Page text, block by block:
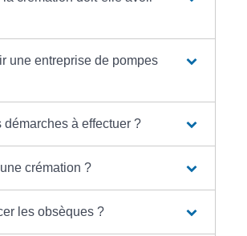
une entreprise de pompes
démarches à effectuer ?
crémation ?
les obsèques ?